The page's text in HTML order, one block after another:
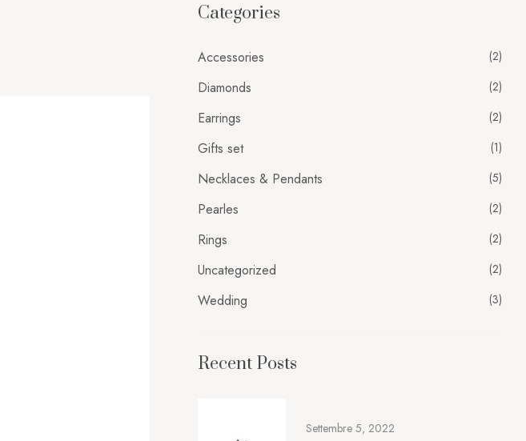
Categories
Accessories (2)
Diamonds (2)
Earrings (2)
Gifts set (1)
Necklaces & Pendants (5)
Pearles (2)
Rings (2)
Uncategorized (2)
Wedding (3)
Recent Posts
Settembre 5, 2022